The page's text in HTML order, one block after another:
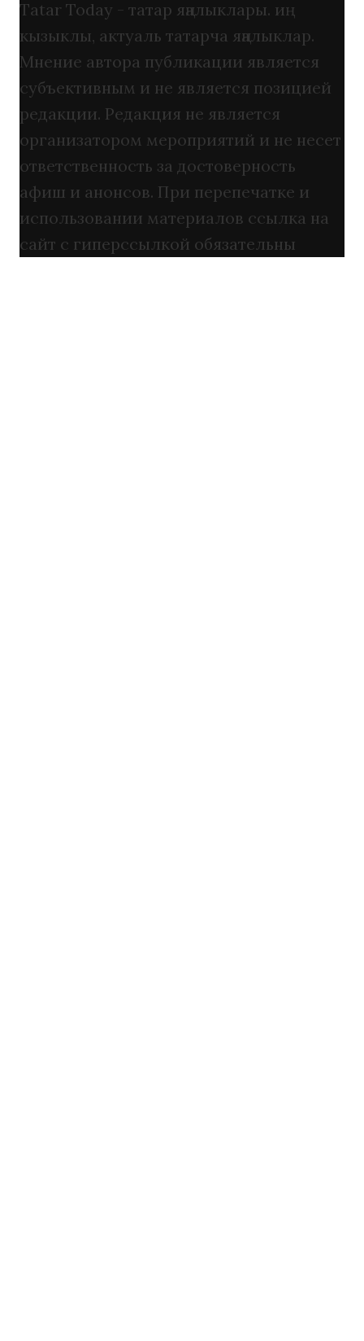
Tatar Today - татар яңалыклары. иң
кызыклы, актуаль татарча яңалыклар.
Мнение автора публикации является
субъективным и не является позицией
редакции. Редакция не является
организатором мероприятий и не несет
ответственность за достоверность
афиш и анонсов. При перепечатке и
использовании материалов ссылка на
сайт с гиперссылкой обязательны